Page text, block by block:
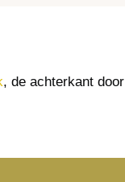
, de achterkant door